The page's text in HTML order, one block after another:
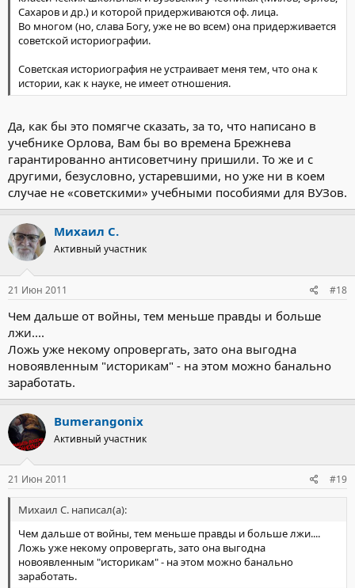
Сахаров и др.) и которой придерживаются оф. лица.
Во многом (но, слава Богу, уже не во всем) она придерживается
советской историографии.
Советская историография не устраивает меня тем, что она к
истории, как к науке, не имеет отношения.
Да, как бы это помягче сказать, за то, что написано в
учебнике Орлова, Вам бы во времена Брежнева
гарантированно антисоветчину пришили. То же и с
другими, безусловно, устаревшими, но уже ни в коем
случае не «советскими» учебными пособиями для ВУЗов.
Михаил С.
Активный участник
21 Июн 2011 #18
Чем дальше от войны, тем меньше правды и больше
лжи....
Ложь уже некому опровергать, зато она выгодна
новоявленным "историкам" - на этом можно банально
заработать.
Bumerangonix
Активный участник
21 Июн 2011 #19
Михаил С. написал(а):
Чем дальше от войны, тем меньше правды и больше лжи....
Ложь уже некому опровергать, зато она выгодна
новоявленным "историкам" - на этом можно банально
заработать.